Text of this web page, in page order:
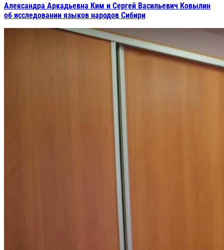
Александра Аркадьевна Ким и Сергей Васильевич Ковылин
об исследовании языков народов Сибири